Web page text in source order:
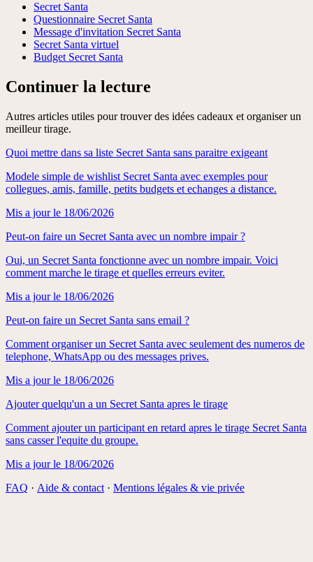
Secret Santa
Questionnaire Secret Santa
Message d'invitation Secret Santa
Secret Santa virtuel
Budget Secret Santa
Continuer la lecture
Autres articles utiles pour trouver des idées cadeaux et organiser un
meilleur tirage.
Quoi mettre dans sa liste Secret Santa sans paraitre exigeant
Modele simple de wishlist Secret Santa avec exemples pour
collegues, amis, famille, petits budgets et echanges a distance.
Mis a jour le 18/06/2026
Peut-on faire un Secret Santa avec un nombre impair ?
Oui, un Secret Santa fonctionne avec un nombre impair. Voici
comment marche le tirage et quelles erreurs eviter.
Mis a jour le 18/06/2026
Peut-on faire un Secret Santa sans email ?
Comment organiser un Secret Santa avec seulement des numeros de
telephone, WhatsApp ou des messages prives.
Mis a jour le 18/06/2026
Ajouter quelqu'un a un Secret Santa apres le tirage
Comment ajouter un participant en retard apres le tirage Secret Santa
sans casser l'equite du groupe.
Mis a jour le 18/06/2026
FAQ · Aide & contact · Mentions légales & vie privée